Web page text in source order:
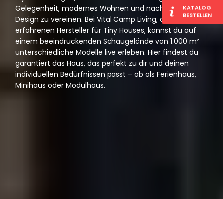
Gelegenheit, modernes Wohnen und nachhaltiges
Design zu vereinen. Bei Vital Camp Living, deinem
erfahrenen Hersteller für Tiny Houses, kannst du auf
einem beeindruckenden Schaugelände von 1.000 m²
unterschiedliche Modelle live erleben. Hier findest du
garantiert das Haus, das perfekt zu dir und deinen
individuellen Bedürfnissen passt – ob als Ferienhaus,
Minihaus oder Modulhaus.
KATALOG
BESTELLEN